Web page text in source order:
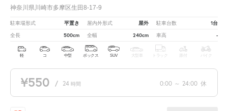
神奈川県川崎市多摩区生田8-17-9
駐車場形式 平置き 屋内外形式 屋外 駐車台数 1台
全長 500cm 全幅 240cm 車高 -
軽 コ 中型 ボックス SUV 大型車 トラック 原付 バイク
¥550 / 24 時間 0:00 ～ 24:00 休